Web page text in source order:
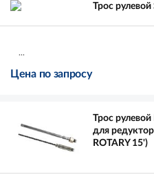
Трос
...
Цена по запросу
Трос
для
ROTARY 15')